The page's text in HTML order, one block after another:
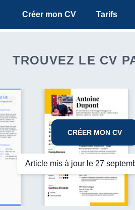
Créer mon CV Tarifs
TROUVEZ LE CV
CRÉER MON CV
Article mis à jour le 27